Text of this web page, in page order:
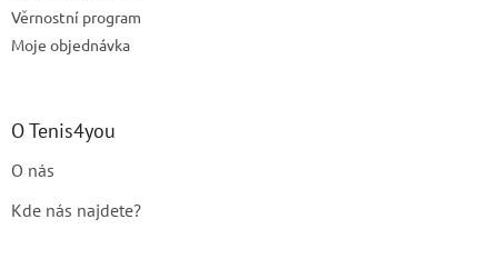
Věrnostní program
Moje objednávka
O Tenis4you
O nás
Kde nás najdete?